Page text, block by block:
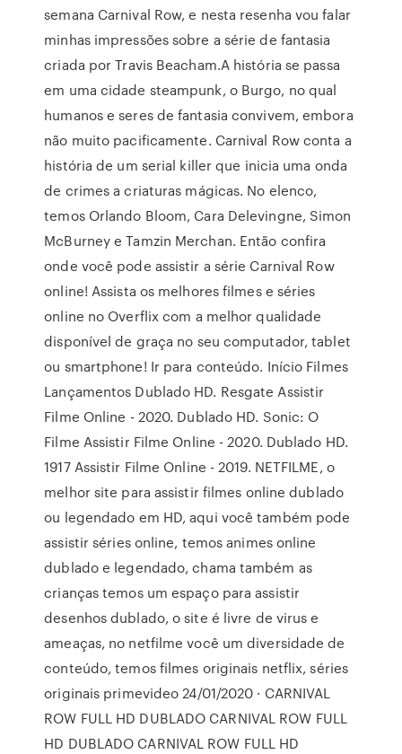
semana Carnival Row, e nesta resenha vou falar
minhas impressões sobre a série de fantasia
criada por Travis Beacham.A história se passa
em uma cidade steampunk, o Burgo, no qual
humanos e seres de fantasia convivem, embora
não muito pacificamente. Carnival Row conta a
história de um serial killer que inicia uma onda
de crimes a criaturas mágicas. No elenco,
temos Orlando Bloom, Cara Delevingne, Simon
McBurney e Tamzin Merchan. Então confira
onde você pode assistir a série Carnival Row
online! Assista os melhores filmes e séries
online no Overflix com a melhor qualidade
disponível de graça no seu computador, tablet
ou smartphone! Ir para conteúdo. Início Filmes
Lançamentos Dublado HD. Resgate Assistir
Filme Online - 2020. Dublado HD. Sonic: O
Filme Assistir Filme Online - 2020. Dublado HD.
1917 Assistir Filme Online - 2019. NETFILME, o
melhor site para assistir filmes online dublado
ou legendado em HD, aqui você também pode
assistir séries online, temos animes online
dublado e legendado, chama também as
crianças temos um espaço para assistir
desenhos dublado, o site é livre de virus e
ameaças, no netfilme você um diversidade de
conteúdo, temos filmes originais netflix, séries
originais primevideo 24/01/2020 · CARNIVAL
ROW FULL HD DUBLADO CARNIVAL ROW FULL
HD DUBLADO CARNIVAL ROW FULL HD